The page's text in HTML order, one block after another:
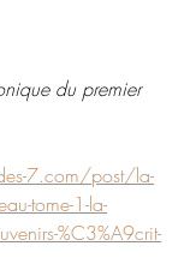
du premier
7.com/post/la-
tome-1-la-
%C3%A9crit-